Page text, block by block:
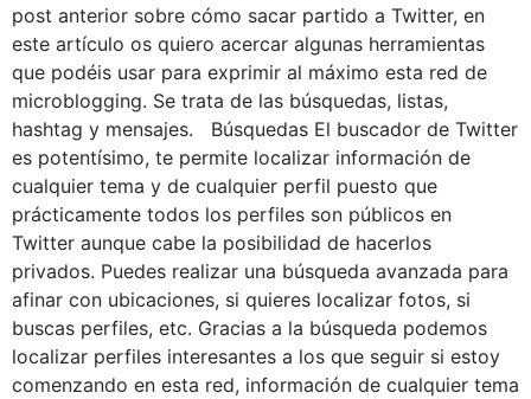
post anterior sobre cómo sacar partido a Twitter, en
este artículo os quiero acercar algunas herramientas
que podéis usar para exprimir al máximo esta red de
microblogging. Se trata de las búsquedas, listas,
hashtag y mensajes. Búsquedas El buscador de Twitter
es potentísimo, te permite localizar información de
cualquier tema y de cualquier perfil puesto que
prácticamente todos los perfiles son públicos en
Twitter aunque cabe la posibilidad de hacerlos
privados. Puedes realizar una búsqueda avanzada para
afinar con ubicaciones, si quieres localizar fotos, si
buscas perfiles, etc. Gracias a la búsqueda podemos
localizar perfiles interesantes a los que seguir si estoy
comenzando en esta red, información de cualquier tema